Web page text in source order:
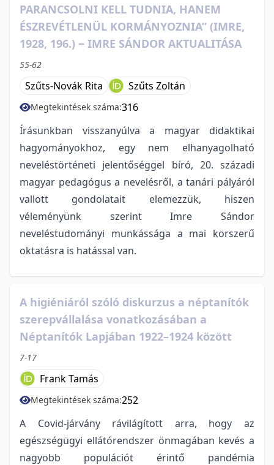
PARANCSOLNI KELL TUDNIA, HANEM
ÉSZREVÉTLENÜL KORMÁNYOZNIA” (IMRE,
1928, 196.) ‒ IMRE SÁNDOR AKTUALITÁSA
55-62
Szűts-Novák Rita Szűts Zoltán
Megtekintések száma:316
Írásunkban visszanyúlva a magyar didaktikai
hagyományokhoz, egy nem elhanyagolható
neveléstörténeti jelentőséggel bíró, 20. századi
magyar pedagógus a nevelésről, a tanári pályáról
vallott gondolatait elemezzük, hiszen
véleményünk szerint Imre Sándor
neveléstudományi munkássága a mai korszerű
oktatásra is hatással van.
A higiéniáról szóló diskurzus a néptanítók
szerepvállalása vonatkozásában a
Néptanítók Lapjában 1922–1924 között
7-17
Frank Tamás
Megtekintések száma:252
A Covid-járvány rávilágított arra, hogy az
egészségügyi ellátórendszer önmagában kevés a
nagyobb populációt érintő pandémia